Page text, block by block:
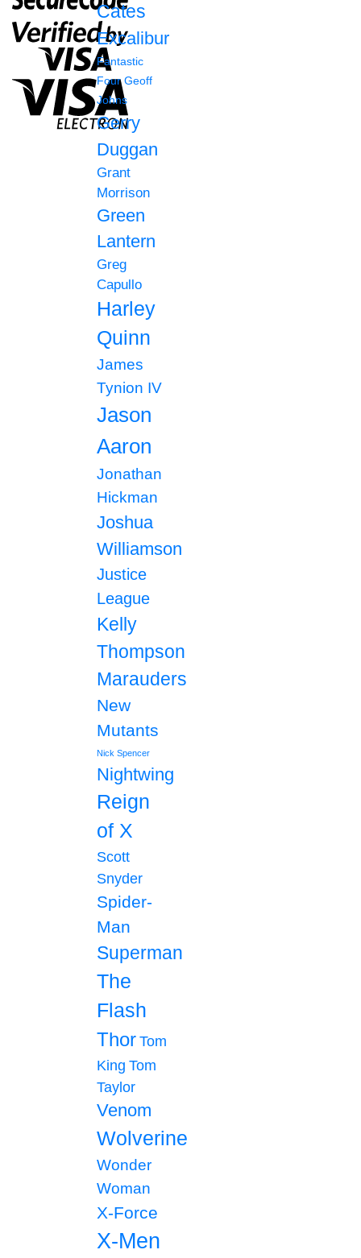
Cates
Excalibur
Fantastic
Four Geoff
Johns
Gerry
Duggan
Grant
Morrison
Green
Lantern
Greg
Capullo
Harley
Quinn
James
Tynion IV
Jason
Aaron
Jonathan
Hickman
Joshua
Williamson
Justice
League
Kelly
Thompson
Marauders
New
Mutants
Nick Spencer
Nightwing
Reign
of X
Scott
Snyder
Spider-
Man
Superman
The
Flash
Thor Tom
King Tom
Taylor
Venom
Wolverine
Wonder
Woman
X-Force
X-Men